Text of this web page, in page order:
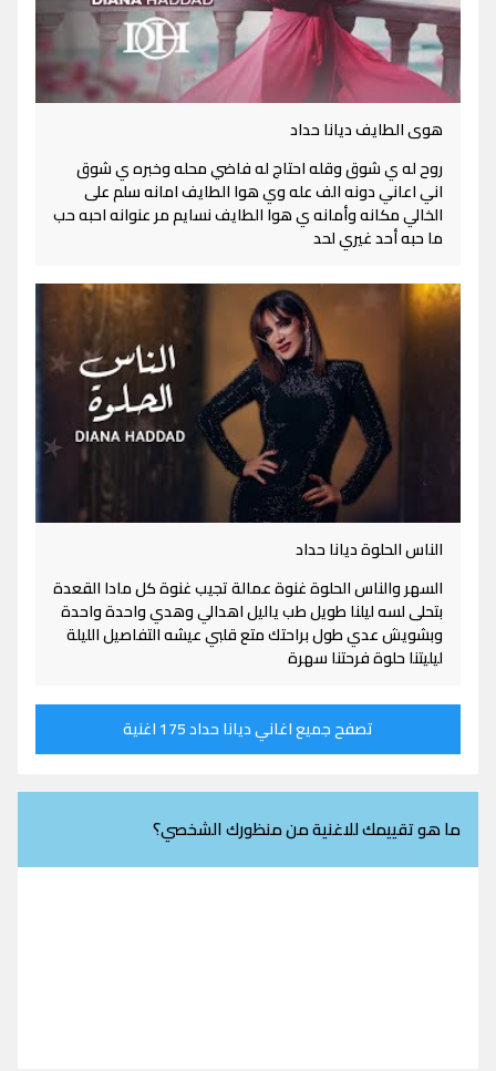
هوى الطايف ديانا حداد
روح له ي شوق وقله احتاج له فاضي محله وخبره ي شوق
اني اعاني دونه الف عله وي هوا الطايف امانه سلم على
الخالي مكانه وأمانه ي هوا الطايف نسايم مر عنوانه احبه حب
ما حبه أحد غيري لحد
الناس الحلوة ديانا حداد
السهر والناس الحلوة غنوة عمالة تجيب غنوة كل مادا القعدة
بتحلى لسه ليلنا طويل طب ياليل اهدالي وهدي واحدة واحدة
وبشويش عدي طول براحتك متع قلبي عيشه التفاصيل الليلة
ليليتنا حلوة فرحتنا سهرة
تصفح جميع اغاني ديانا حداد 175 اغنية
ما هو تقييمك للاغنية من منظورك الشخصي؟